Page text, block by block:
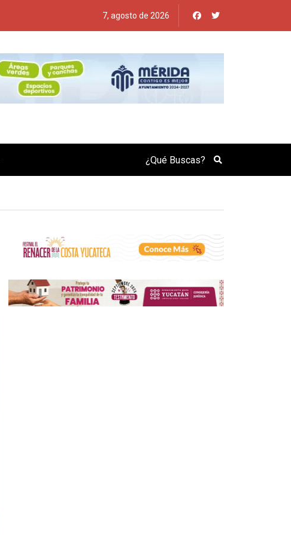
7, agosto de 2026
Search